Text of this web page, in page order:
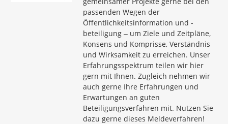
passenden Wegen der
Öffentlichkeitsinformation und -
beteiligung ‒ um Ziele und Zeitpläne,
Konsens und Komprisse, Verständnis
und Wirksamkeit zu erreichen. Unser
Erfahrungsspektrum teilen wir hier
gern mit Ihnen. Zugleich nehmen wir
auch gerne Ihre Erfahrungen und
Erwartungen an guten
Beteiligungsverfahren mit. Nutzen Sie
dazu gerne dieses Meldeverfahren!